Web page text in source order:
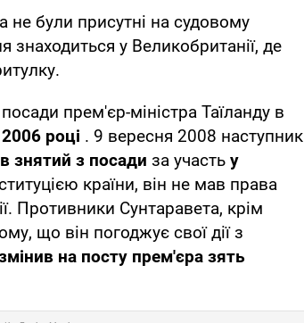
не були присутні на судовому
знаходиться у Великобританії, де
прем'єр-міністра Таїланду в
році . 9 вересня 2008 наступник
знятий з посади за участь у
країни, він не мав права
Противники Сунтаравета, крім
що він погоджує свої дії з
на посту прем'єра зять